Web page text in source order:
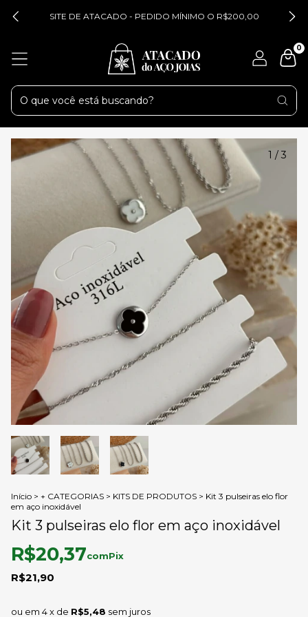
SITE DE ATACADO - PEDIDO MÍNIMO O R$200,00
0
1 / 3
Início > + CATEGORIAS > KITS DE PRODUTOS > Kit 3 pulseiras elo flor
em aço inoxidável
Kit 3 pulseiras elo flor em aço inoxidável
R$21,90
R$20,37comPix
4x de R$5,48 sem juros